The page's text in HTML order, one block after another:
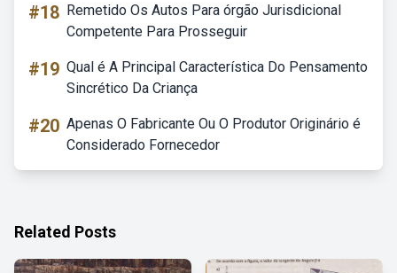
#18 Remetido Os Autos Para órgão Jurisdicional
Competente Para Prosseguir
#19 Qual é A Principal Característica Do Pensamento
Sincrético Da Criança
#20 Apenas O Fabricante Ou O Produtor Originário é
Considerado Fornecedor
Related Posts